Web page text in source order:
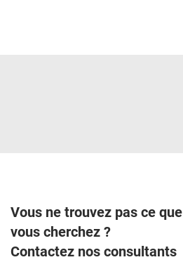
Vous ne trouvez pas ce que
vous cherchez ?
Contactez nos consultants